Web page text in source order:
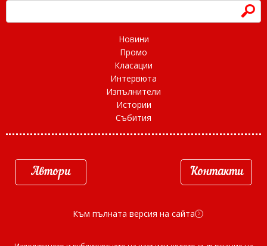
h
Новини
Промо
Класации
Интервюта
Изпълнители
Истории
Събития
Автори Контакти
Към пълната версия на сайта d